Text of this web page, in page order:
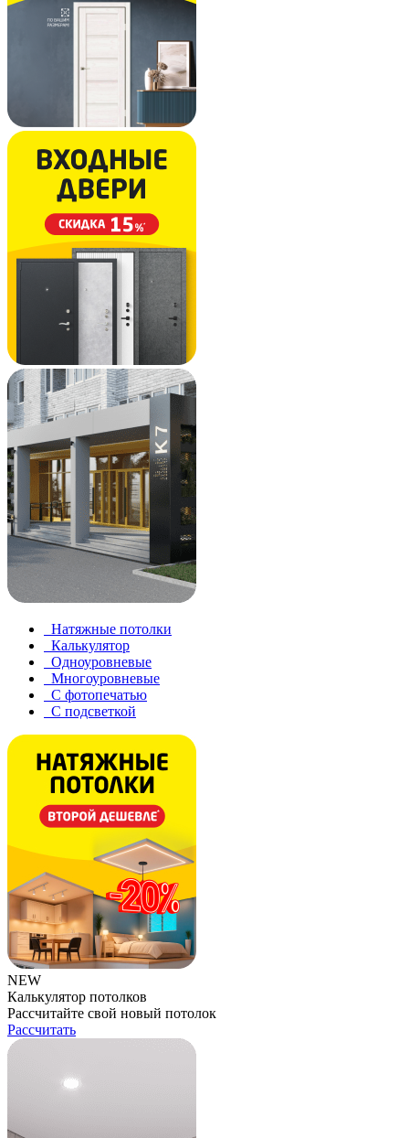
Натяжные потолки
Калькулятор
Одноуровневые
Многоуровневые
С фотопечатью
С подсветкой
NEW
Калькулятор потолков
Рассчитайте свой новый потолок
Рассчитать